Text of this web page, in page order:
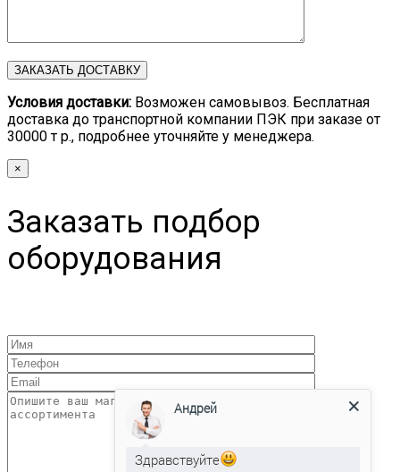
Условия доставки: Возможен самовывоз. Бесплатная
доставка до транспортной компании ПЭК при заказе от
30000 т р., подробнее уточняйте у менеджера.
×
Заказать подбор
оборудования
Андрей
Здравствуйте